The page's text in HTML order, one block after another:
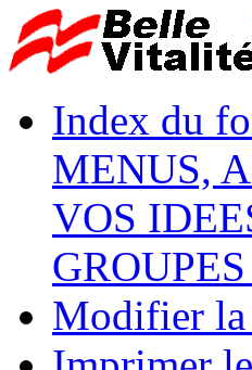
Index du
MENUS,
VOS
Modifier